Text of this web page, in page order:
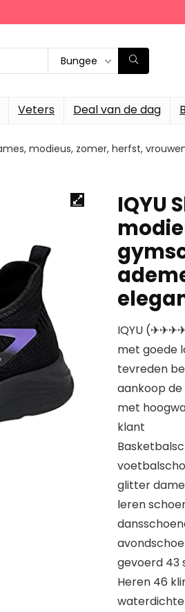
Bungee
Veters Deal van de dag
modieus, zomer, herfst,
IQYU
IQYU
met goede
tevreden
aankoop de
met
klant
glitter
leren
gevoerd 43
Heren 46